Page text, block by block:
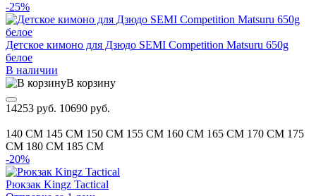
-25%
Детское кимоно для Дзюдо SEMI Competition Matsuru 650g
белое
В наличии
В корзину
14253 руб. 10690 руб.
140 CM 145 CM 150 CM 155 CM 160 CM 165 CM 170 CM 175
CM 180 CM 185 CM
-20%
Рюкзак Kingz Tactical